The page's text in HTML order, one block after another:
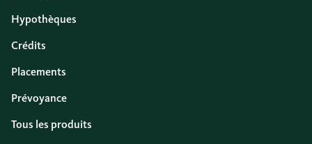
Hypothèques
Crédits
Placements
Prévoyance
Tous les produits